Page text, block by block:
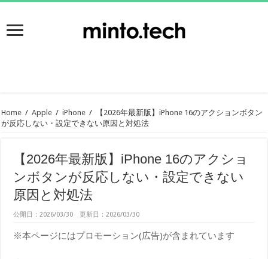
Home / Apple / iPhone /
【2026年最新版】iPhone 16のアクションボタン
が反応しない・設定できない原因と対処法
【2026年最新版】iPhone 16のアクショ
ンボタンが反応しない・設定できない
原因と対処法
公開日：2026/03/30 更新日：2026/03/30
※本ページにはプロモーション(広告)が含まれています